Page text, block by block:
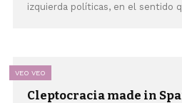
izquierda políticas, en el sentido
VEO VEO
Cleptocracia made in